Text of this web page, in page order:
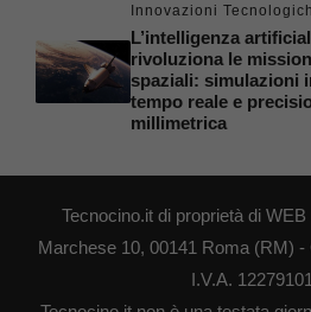
Innovazioni
L’intelligenza
rivoluziona le
spaziali: simulazioni
tempo reale e
millimetrica
Tecnocino.it di proprietà di
Marchese 10, 00141 Roma (RM)
I.V.A.